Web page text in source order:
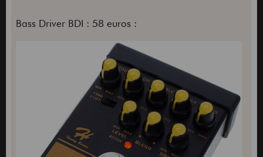
Bass Driver BDI : 58 euros :